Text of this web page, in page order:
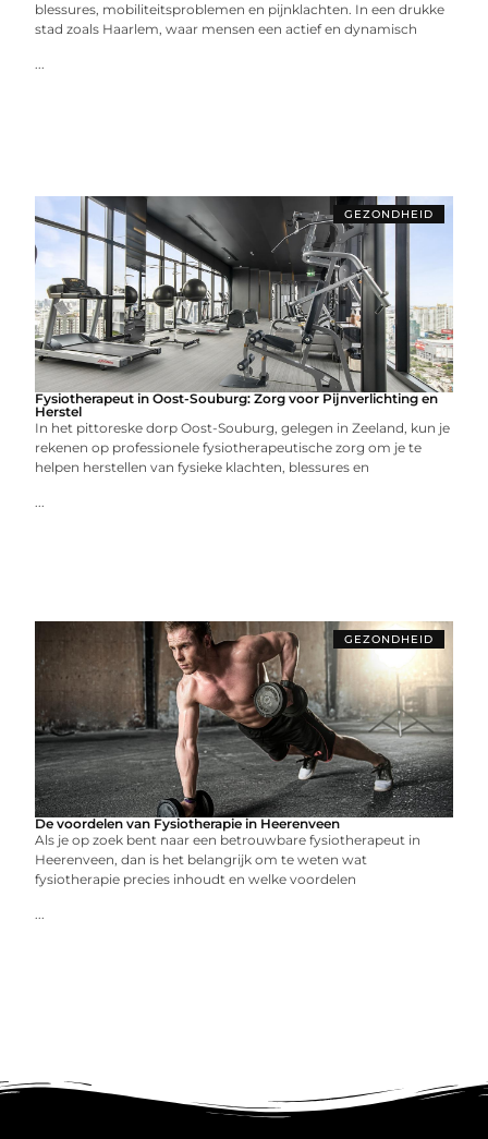
blessures, mobiliteitsproblemen en pijnklachten. In een drukke
stad zoals Haarlem, waar mensen een actief en dynamisch
...
GEZONDHEID
Fysiotherapeut in Oost-Souburg: Zorg voor Pijnverlichting en
Herstel
In het pittoreske dorp Oost-Souburg, gelegen in Zeeland, kun je
rekenen op professionele fysiotherapeutische zorg om je te
helpen herstellen van fysieke klachten, blessures en
...
GEZONDHEID
De voordelen van Fysiotherapie in Heerenveen
Als je op zoek bent naar een betrouwbare fysiotherapeut in
Heerenveen, dan is het belangrijk om te weten wat
fysiotherapie precies inhoudt en welke voordelen
...